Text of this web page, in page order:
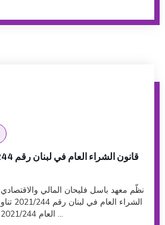
نظّم معهد باسل فليحان المالي
العام 2021/244 ومبادءه مع التركيز على ...